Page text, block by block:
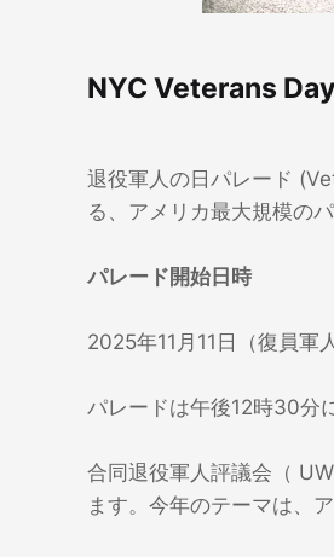
NYC Veterans
退役軍人の日パレード
る、アメリカ最大規模のパ
パレード開始日時
2025年11月11日（復員軍
パレードは午後12時30分
合同退役軍人評議会（
ます。今年のテーマは、